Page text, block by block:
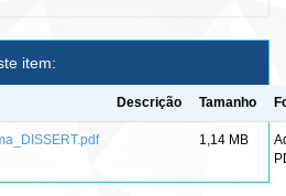
item:
Descrição Tamanho
1,14 MB